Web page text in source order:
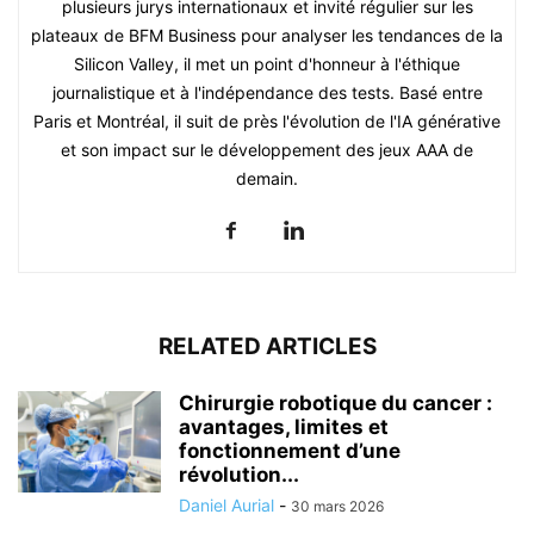
plusieurs jurys internationaux et invité régulier sur les
plateaux de BFM Business pour analyser les tendances de la
Silicon Valley, il met un point d'honneur à l'éthique
journalistique et à l'indépendance des tests. Basé entre
Paris et Montréal, il suit de près l'évolution de l'IA générative
et son impact sur le développement des jeux AAA de
demain.
RELATED ARTICLES
Chirurgie robotique du cancer :
avantages, limites et
fonctionnement d’une
révolution...
Daniel Aurial - 30 mars 2026